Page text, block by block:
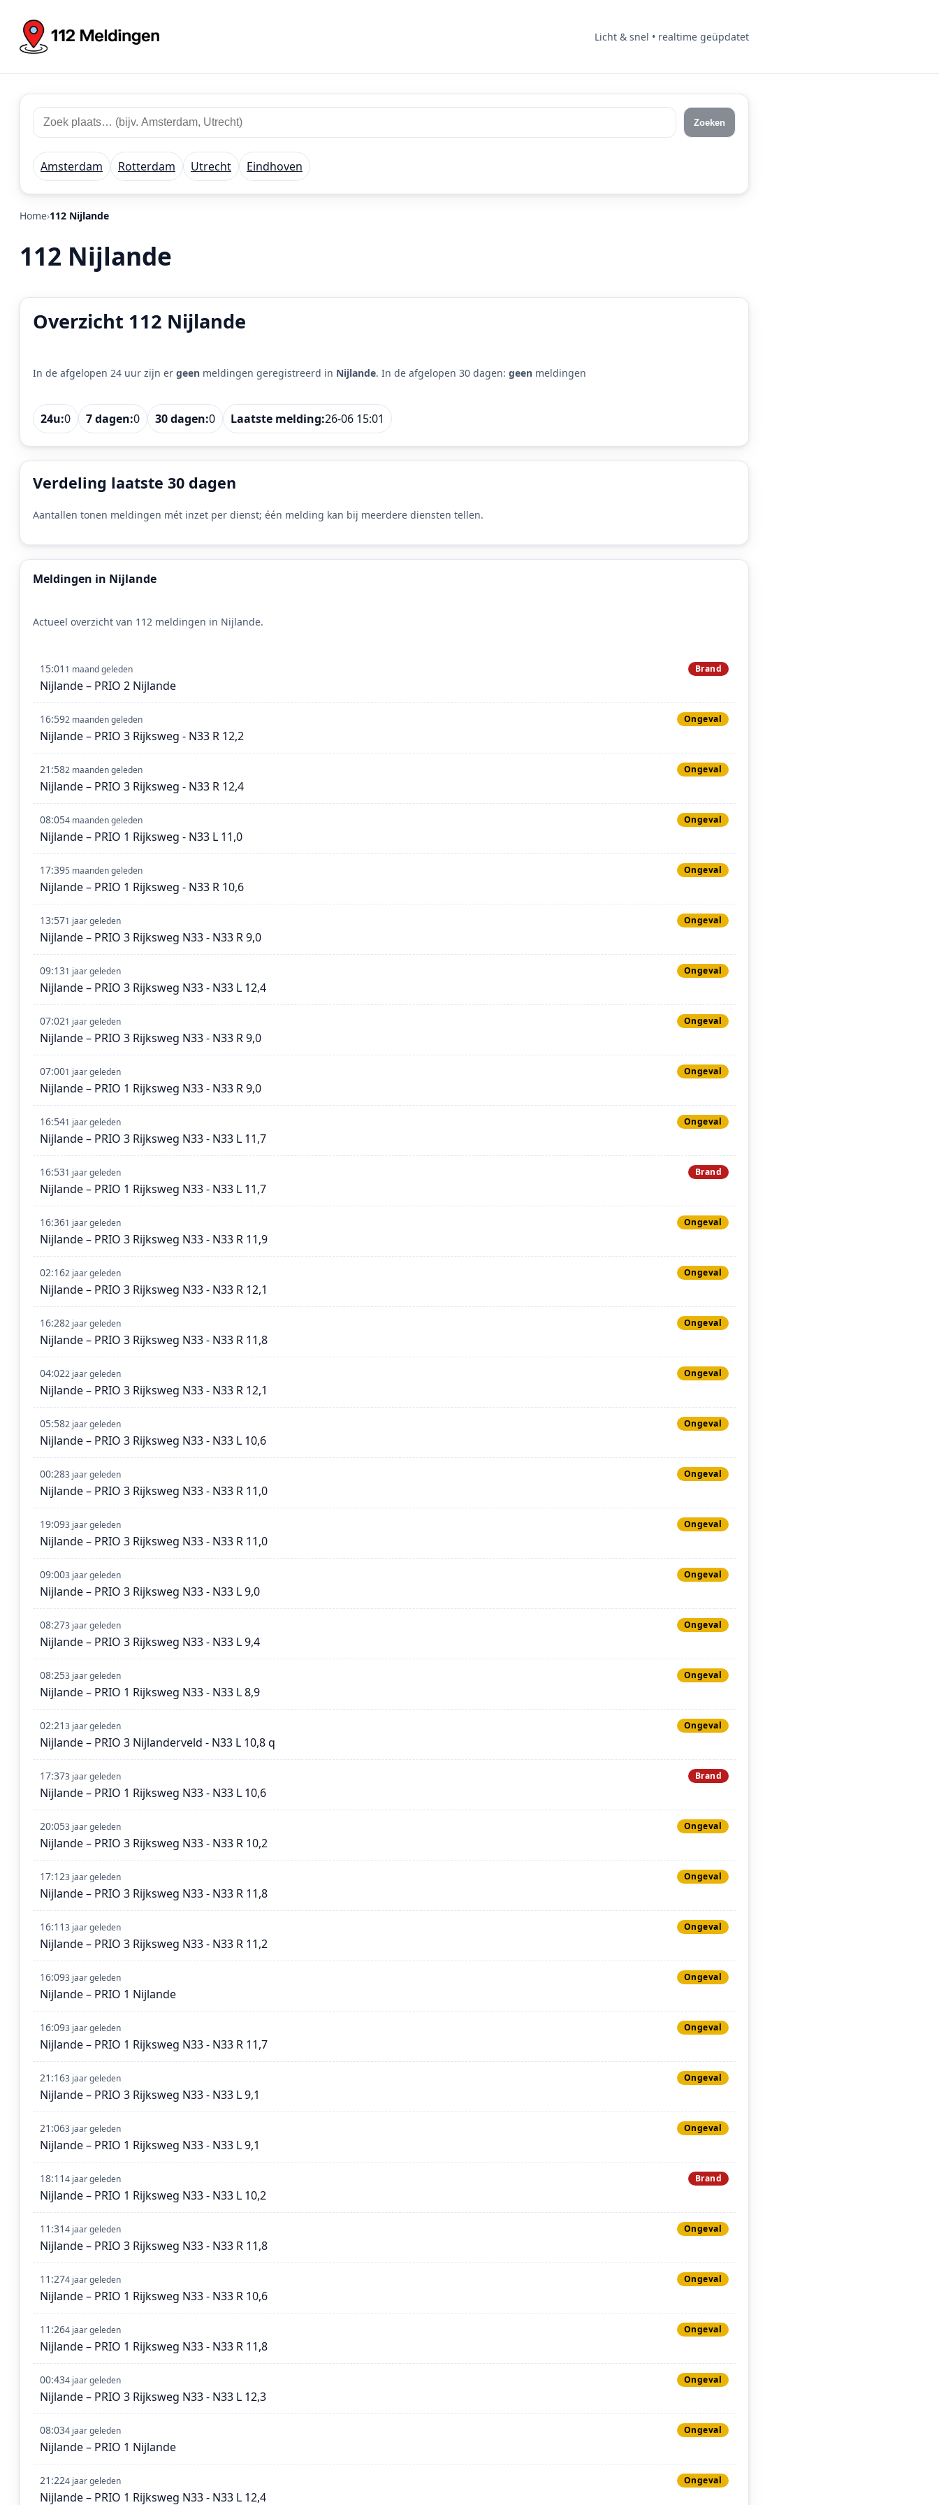
Licht & snel • realtime geüpdatet
Zoek
112
meldingen
Zoek
plaats
regio
Zoeken
Amsterdam Rotterdam Utrecht Eindhoven
Home 112 Nijlande
112 Nijlande
Overzicht 112 Nijlande
In de afgelopen 24 uur zijn er geen meldingen geregistreerd in Nijlande. In de afgelopen 30 dagen: geen meldingen
24u:0 7 dagen:0 30 dagen:0 Laatste melding:26-06 15:01
Verdeling laatste 30 dagen
Aantallen tonen meldingen mét inzet per dienst; één melding kan bij meerdere diensten tellen.
Meldingen in Nijlande
Actueel overzicht van 112 meldingen in Nijlande.
15:01 1 maand geleden Brand
Nijlande – PRIO 2 Nijlande
16:592 maanden geleden Ongeval
Nijlande – PRIO 3 Rijksweg - N33 R 12,2
21:582 maanden geleden Ongeval
Nijlande – PRIO 3 Rijksweg - N33 R 12,4
08:054 maanden geleden Ongeval
Nijlande – PRIO 1 Rijksweg - N33 L 11,0
17:395 maanden geleden Ongeval
Nijlande – PRIO 1 Rijksweg - N33 R 10,6
13:571 jaar geleden Ongeval
Nijlande – PRIO 3 Rijksweg N33 - N33 R 9,0
09:131 jaar geleden Ongeval
Nijlande – PRIO 3 Rijksweg N33 - N33 L 12,4
07:021 jaar geleden Ongeval
Nijlande – PRIO 3 Rijksweg N33 - N33 R 9,0
07:001 jaar geleden Ongeval
Nijlande – PRIO 1 Rijksweg N33 - N33 R 9,0
16:541 jaar geleden Ongeval
Nijlande – PRIO 3 Rijksweg N33 - N33 L 11,7
16:531 jaar geleden Brand
Nijlande – PRIO 1 Rijksweg N33 - N33 L 11,7
16:361 jaar geleden Ongeval
Nijlande – PRIO 3 Rijksweg N33 - N33 R 11,9
02:162 jaar geleden Ongeval
Nijlande – PRIO 3 Rijksweg N33 - N33 R 12,1
16:282 jaar geleden Ongeval
Nijlande – PRIO 3 Rijksweg N33 - N33 R 11,8
04:022 jaar geleden Ongeval
Nijlande – PRIO 3 Rijksweg N33 - N33 R 12,1
05:582 jaar geleden Ongeval
Nijlande – PRIO 3 Rijksweg N33 - N33 L 10,6
00:283 jaar geleden Ongeval
Nijlande – PRIO 3 Rijksweg N33 - N33 R 11,0
19:093 jaar geleden Ongeval
Nijlande – PRIO 3 Rijksweg N33 - N33 R 11,0
09:003 jaar geleden Ongeval
Nijlande – PRIO 3 Rijksweg N33 - N33 L 9,0
08:273 jaar geleden Ongeval
Nijlande – PRIO 3 Rijksweg N33 - N33 L 9,4
08:253 jaar geleden Ongeval
Nijlande – PRIO 1 Rijksweg N33 - N33 L 8,9
02:213 jaar geleden Ongeval
Nijlande – PRIO 3 Nijlanderveld - N33 L 10,8 q
17:373 jaar geleden Brand
Nijlande – PRIO 1 Rijksweg N33 - N33 L 10,6
20:053 jaar geleden Ongeval
Nijlande – PRIO 3 Rijksweg N33 - N33 R 10,2
17:123 jaar geleden Ongeval
Nijlande – PRIO 3 Rijksweg N33 - N33 R 11,8
16:113 jaar geleden Ongeval
Nijlande – PRIO 3 Rijksweg N33 - N33 R 11,2
16:093 jaar geleden Ongeval
Nijlande – PRIO 1 Nijlande
16:093 jaar geleden Ongeval
Nijlande – PRIO 1 Rijksweg N33 - N33 R 11,7
21:163 jaar geleden Ongeval
Nijlande – PRIO 3 Rijksweg N33 - N33 L 9,1
21:063 jaar geleden Ongeval
Nijlande – PRIO 1 Rijksweg N33 - N33 L 9,1
18:114 jaar geleden Brand
Nijlande – PRIO 1 Rijksweg N33 - N33 L 10,2
11:314 jaar geleden Ongeval
Nijlande – PRIO 3 Rijksweg N33 - N33 R 11,8
11:274 jaar geleden Ongeval
Nijlande – PRIO 1 Rijksweg N33 - N33 R 10,6
11:264 jaar geleden Ongeval
Nijlande – PRIO 1 Rijksweg N33 - N33 R 11,8
00:434 jaar geleden Ongeval
Nijlande – PRIO 3 Rijksweg N33 - N33 L 12,3
08:034 jaar geleden Ongeval
Nijlande – PRIO 1 Nijlande
21:224 jaar geleden Ongeval
Nijlande – PRIO 1 Rijksweg N33 - N33 L 12,4